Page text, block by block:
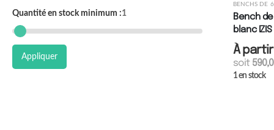
BENCHS DE 6
Bench
blanc IZIS
À
soit
1 en stock
Quantité en stock minimum :1
Appliquer